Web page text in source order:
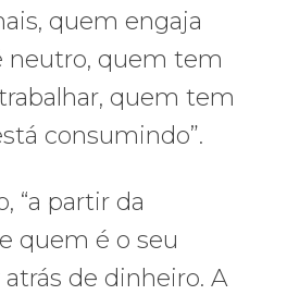
quem engaja
neutro, quem tem
quem tem
consumindo”.
“a partir da
quem é o seu
de dinheiro. A